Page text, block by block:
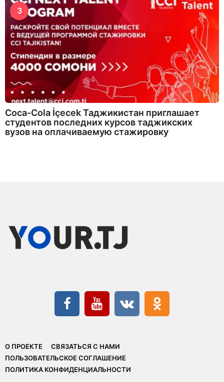
3
Coca-Cola İçecek Таджикистан приглашает
студентов последних курсов таджикских
вузов на оплачиваемую стажировку
О ПРОЕКТЕ
СВЯЗАТЬСЯ С НАМИ
ПОЛЬЗОВАТЕЛЬСКОЕ СОГЛАШЕНИЕ
ПОЛИТИКА КОНФИДЕНЦИАЛЬНОСТИ